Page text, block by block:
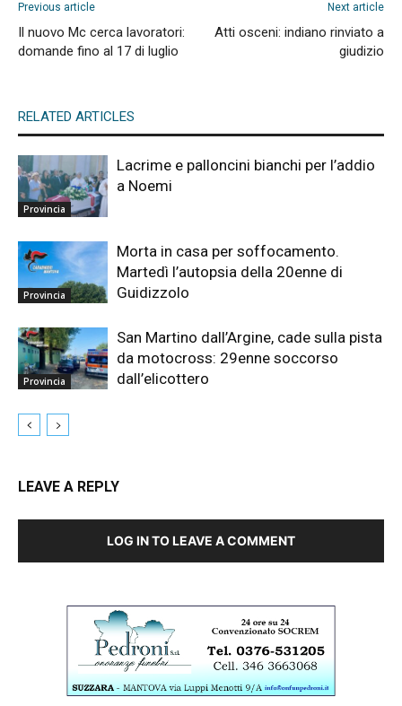
Previous article
Il nuovo Mc cerca lavoratori:
domande fino al 17 di luglio
Next article
Atti osceni: indiano rinviato a
giudizio
RELATED ARTICLES
Provincia
Lacrime e palloncini bianchi per l’addio
a Noemi
Provincia
Morta in casa per soffocamento.
Martedì l’autopsia della 20enne di
Guidizzolo
Provincia
San Martino dall’Argine, cade sulla pista
da motocross: 29enne soccorso
dall’elicottero
LEAVE A REPLY
LOG IN TO LEAVE A COMMENT